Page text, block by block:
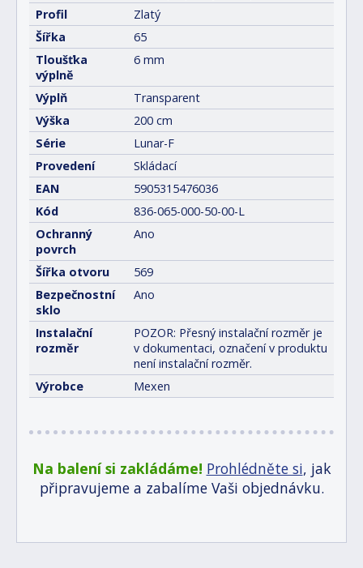
Profil
Zlatý
Šířka
65
Tloušťka
výplně
6 mm
Výplň
Transparent
Výška
200 cm
Série
Lunar-F
Provedení
Skládací
EAN
5905315476036
Kód
836-065-000-50-00-L
Ochranný
povrch
Ano
Šířka otvoru
569
Bezpečnostní
sklo
Ano
Instalační
rozměr
POZOR: Přesný instalační rozměr je
v dokumentaci, označení v produktu
není instalační rozměr.
Výrobce
Mexen
Na balení si zakládáme! Prohlédněte si, jak
připravujeme a zabalíme Vaši objednávku.